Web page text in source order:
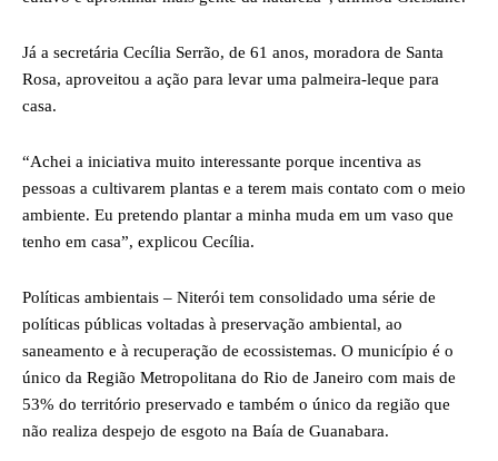
Já a secretária Cecília Serrão, de 61 anos, moradora de Santa
Rosa, aproveitou a ação para levar uma palmeira-leque para
casa.
“Achei a iniciativa muito interessante porque incentiva as
pessoas a cultivarem plantas e a terem mais contato com o meio
ambiente. Eu pretendo plantar a minha muda em um vaso que
tenho em casa”, explicou Cecília.
Políticas ambientais – Niterói tem consolidado uma série de
políticas públicas voltadas à preservação ambiental, ao
saneamento e à recuperação de ecossistemas. O município é o
único da Região Metropolitana do Rio de Janeiro com mais de
53% do território preservado e também o único da região que
não realiza despejo de esgoto na Baía de Guanabara.